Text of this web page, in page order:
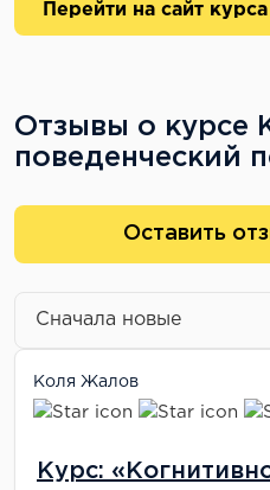
Перейти на сайт курса
Отзывы о курсе
поведенческий
Оставить
Коля Жалов
Курс: